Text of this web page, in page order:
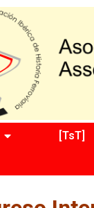
[TsT]